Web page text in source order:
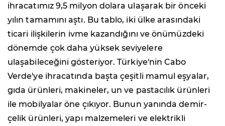
ihracatımız 9,5 milyon dolara ulaşarak bir önceki
yılın tamamını aştı. Bu tablo, iki ülke arasındaki
ticari ilişkilerin ivme kazandığını ve önümüzdeki
dönemde çok daha yüksek seviyelere
ulaşabileceğini gösteriyor. Türkiye'nin Cabo
Verde'ye ihracatında başta çeşitli mamul eşyalar,
gıda ürünleri, makineler, un ve pastacılık ürünleri
ile mobilyalar öne çıkıyor. Bunun yanında demir-
çelik ürünleri, yapı malzemeleri ve elektrikli